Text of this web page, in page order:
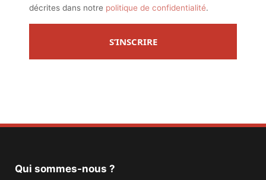
décrites dans notre politique de confidentialité.
S’INSCRIRE
Qui sommes-nous ?